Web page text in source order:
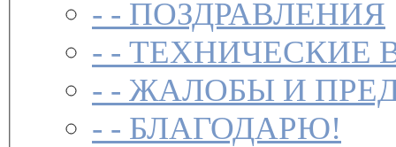
- - ПОЗДРАВЛЕНИЯ
- - ТЕХНИЧЕСКИЕ
- - ЖАЛОБЫ И
- - БЛАГОДАРЮ!